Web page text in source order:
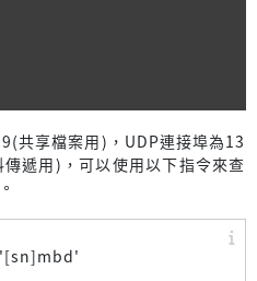
共享檔案用)，UDP連接埠為13
遞用)，可以使用以下指令來查